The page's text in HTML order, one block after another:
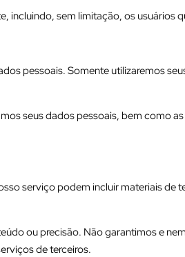
incluindo, sem limitação, os
pessoais. Somente utilizaremos
seus dados pessoais, bem como
serviço podem incluir materiais de
ou precisão. Não garantimos e
de terceiros.